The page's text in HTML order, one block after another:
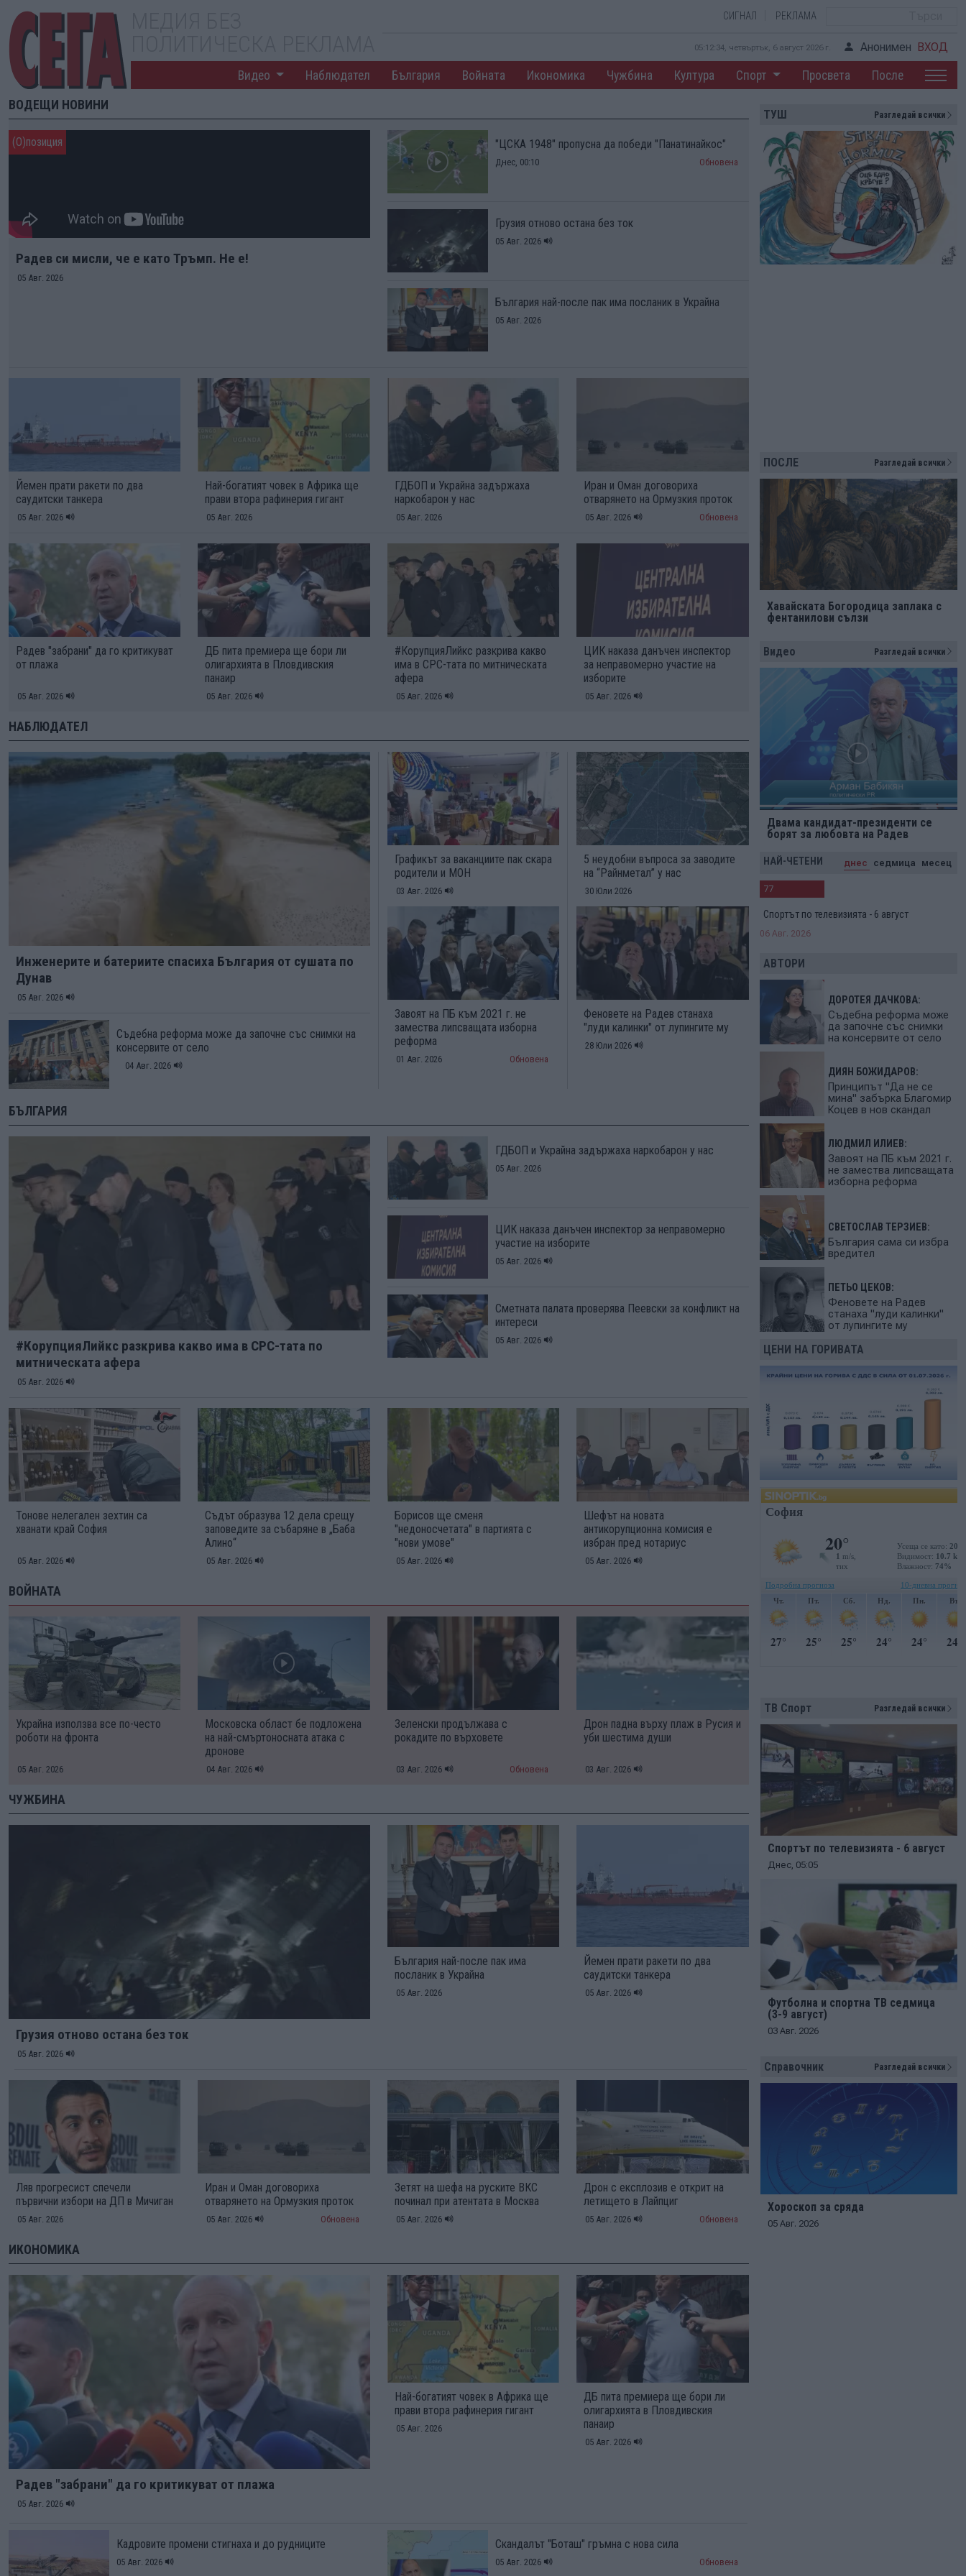
СИГНАЛ РЕКЛАМА
05:12:35, четвъртък, 6 август 2026 г. Анонимен ВХОД
Видео Наблюдател България Войната Икономика Чужбина Култура Спорт Просвета После
ВОДЕЩИ НОВИНИ
Радев си мисли, че е като Тръмп. Не е!
05 Авг. 2026
"ЦСКА 1948" пропусна да победи "Панатинайкос"
Днес, 00:10 Обновена
Грузия отново остана без ток
05 Авг. 2026
България най-после пак има посланик в Украйна
05 Авг. 2026
Йемен прати ракети по два
саудитски танкера
05 Авг. 2026
Най-богатият човек в Африка ще
прави втора рафинерия гигант
05 Авг. 2026
ГДБОП и Украйна задържаха
наркобарон у нас
05 Авг. 2026
Иран и Оман договориха
отварянето на Ормузкия проток
05 Авг. 2026 Обновена
Радев "забрани" да го критикуват
от плажа
05 Авг. 2026
ДБ пита премиера ще бори ли
олигархията в Пловдивския
панаир
05 Авг. 2026
#КорупцияЛийкс разкрива какво
има в СРС-тата по митническата
афера
05 Авг. 2026
ЦИК наказа данъчен инспектор
за неправомерно участие на
изборите
05 Авг. 2026
НАБЛЮДАТЕЛ
Инженерите и батериите спасиха България от сушата по
Дунав
05 Авг. 2026
Съдебна реформа може да започне със снимки на
консервите от село
04 Авг. 2026
Графикът за ваканциите пак скара
родители и МОН
03 Авг. 2026
Завоят на ПБ към 2021 г. не
замества липсващата изборна
реформа
01 Авг. 2026 Обновена
5 неудобни въпроса за заводите
на “Райнметал” у нас
30 Юли 2026
Феновете на Радев станаха
"луди калинки" от лупингите му
28 Юли 2026
БЪЛГАРИЯ
#КорупцияЛийкс разкрива какво има в СРС-тата по
митническата афера
05 Авг. 2026
ГДБОП и Украйна задържаха наркобарон у нас
05 Авг. 2026
ЦИК наказа данъчен инспектор за неправомерно
участие на изборите
05 Авг. 2026
Сметната палата проверява Пеевски за конфликт на
интереси
05 Авг. 2026
Тонове нелегален зехтин са
хванати край София
05 Авг. 2026
Съдът образува 12 дела срещу
заповедите за събаряне в „Баба
Алино“
05 Авг. 2026
Борисов ще сменя
"недоносчетата" в партията с
"нови умове"
05 Авг. 2026
Шефът на новата
антикорупционна комисия е
избран пред нотариус
05 Авг. 2026
ВОЙНАТА
Украйна използва все по-често
роботи на фронта
05 Авг. 2026
Московска област бе подложена
на най-смъртоносната атака с
дронове
04 Авг. 2026
Зеленски продължава с
рокадите по върховете
03 Авг. 2026 Обновена
Дрон падна върху плаж в Русия и
уби шестима души
03 Авг. 2026
ЧУЖБИНА
Грузия отново остана без ток
05 Авг. 2026
България най-после пак има
посланик в Украйна
05 Авг. 2026
Йемен прати ракети по два
саудитски танкера
05 Авг. 2026
Ляв прогресист спечели
първични избори на ДП в Мичиган
05 Авг. 2026
Иран и Оман договориха
отварянето на Ормузкия проток
05 Авг. 2026 Обновена
Зетят на шефа на руските ВКС
починал при атентата в Москва
05 Авг. 2026
Дрон с експлозив е открит на
летището в Лайпциг
05 Авг. 2026 Обновена
ИКОНОМИКА
Радев "забрани" да го критикуват от плажа
05 Авг. 2026
Най-богатият човек в Африка ще
прави втора рафинерия гигант
05 Авг. 2026
ДБ пита премиера ще бори ли
олигархията в Пловдивския
панаир
05 Авг. 2026
Кадровите промени стигнаха и до рудниците
05 Авг. 2026
Скандалът "Боташ" гръмна с нова сила
05 Авг. 2026 Обновена
ТУШ Разгледай всички
ПОСЛЕ Разгледай всички
Хавайската Богородица заплака с
фентанилови сълзи
Видео Разгледай всички
Двама кандидат-президенти се
борят за любовта на Радев
НАЙ-ЧЕТЕНИ днес седмица месец
77
Спортът по телевизията - 6 август
06 Авг. 2026
АВТОРИ
ДОРОТЕЯ ДАЧКОВА:
Съдебна реформа може
да започне със снимки
на консервите от село
ДИЯН БОЖИДАРОВ:
Принципът "Да не се
мина" забърка Благомир
Коцев в нов скандал
ЛЮДМИЛ ИЛИЕВ:
Завоят на ПБ към 2021 г.
не замества липсващата
изборна реформа
СВЕТОСЛАВ ТЕРЗИЕВ:
България сама си избра
вредител
ПЕТЬО ЦЕКОВ:
Феновете на Радев
станаха "луди калинки"
от лупингите му
ЦЕНИ НА ГОРИВАТА
ТВ Спорт Разгледай всички
Спортът по телевизията - 6 август
Днес, 05:05
Футболна и спортна ТВ седмица
(3-9 август)
03 Авг. 2026
Справочник Разгледай всички
Хороскоп за сряда
05 Авг. 2026